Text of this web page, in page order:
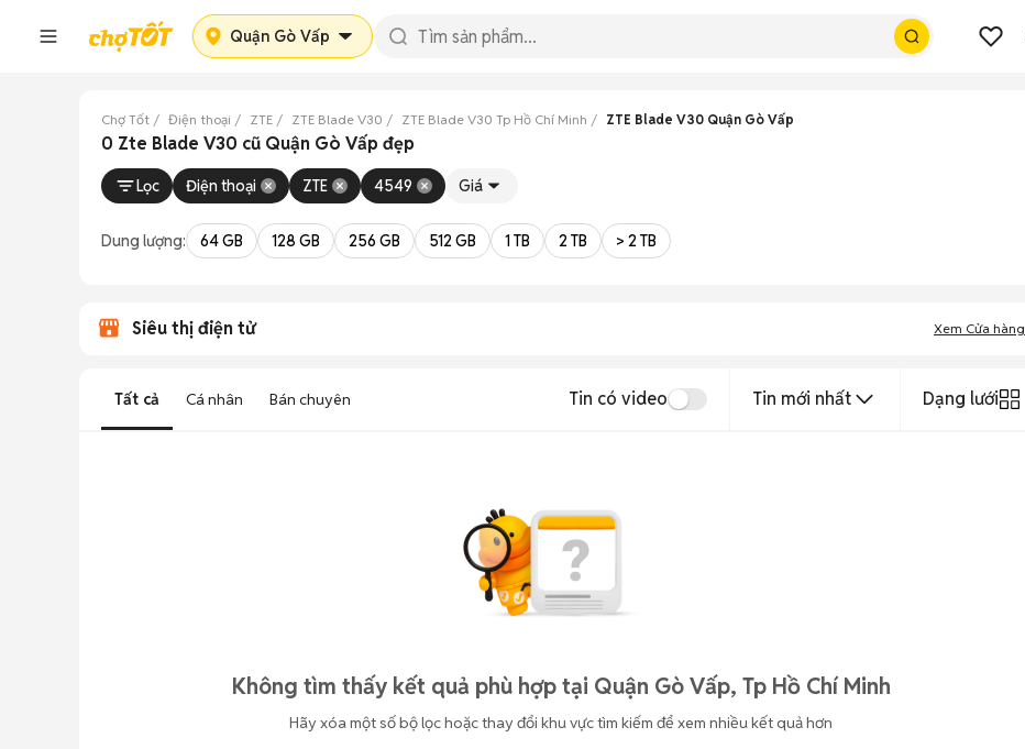
Quận Gò Vấp
Chợ Tốt Điện thoại ZTE ZTE Blade V30 ZTE Blade V30 Tp Hồ Chí Minh ZTE Blade V30 Quận Gò Vấp
0 Zte Blade V30 cũ Quận Gò Vấp đẹp
Lọc Điện thoại ZTE 4549 Giá
Dung lượng: 64 GB 128 GB 256 GB 512 GB 1 TB 2 TB > 2 TB
Siêu thị điện tử Xem Cửa hàng
Tất cả Cá nhân Bán chuyên Tin có video Tin mới nhất Dạng lưới
Không tìm thấy kết quả phù hợp tại Quận Gò Vấp, Tp Hồ Chí Minh
Hãy xóa một số bộ lọc hoặc thay đổi khu vực tìm kiếm để xem nhiều kết quả hơn